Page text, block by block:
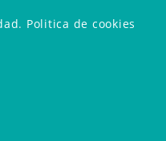
. Politica de cookies